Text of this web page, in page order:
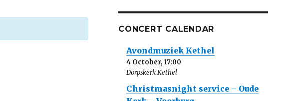
CONCERT CALENDAR
Avondmuziek Kethel
4 October, 17:00
Dorpskerk Kethel
Christmasnight service – Oude